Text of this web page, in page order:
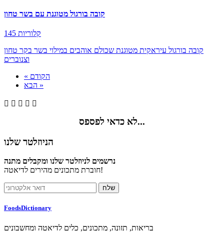
קובה בורגול מטוגנת עם בשר טחון
145 קלוריות
קובה בורגול עיראקית מטוגנת שכולם אוהבים במילוי בשר בקר טחון
וצנוברים
« הקודם
הבא »
    
לא כדאי לפספס...
הניוזלטר שלנו
נרשמים לניוזלטר שלנו ומקבלים מתנה
חוברת מתכונים מהירים לדיאטה!
FoodsDictionary
בריאות, תזונה, מתכונים, כלים לדיאטה ומחשבונים